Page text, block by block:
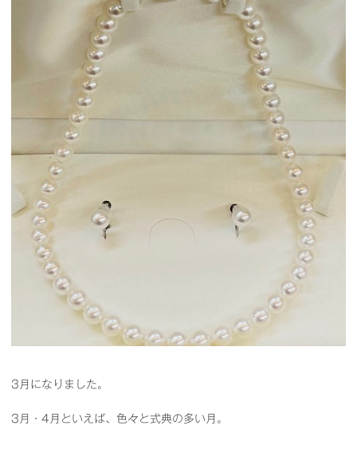
3月になりました。
3月・4月といえば、色々と式典の多い月。